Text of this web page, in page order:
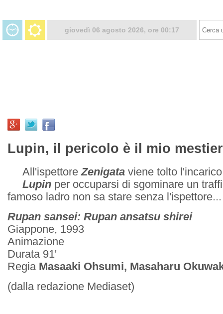
giovedì 06 agosto 2026, ore 00:17
Lupin, il pericolo è il mio
All'ispettoreZenigata viene tolto
Lupin per occuparsi di sgominare un
famoso ladro non sa stare senza l'ispettore...
Rupan sansei: Rupan ansatsu shirei
Giappone, 1993
Animazione
Durata 91'
Regia Masaaki Ohsumi, Masaharu
(dalla redazione Mediaset)